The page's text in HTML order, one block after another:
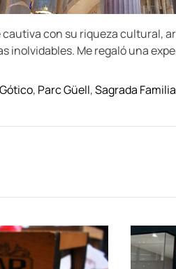
cautiva con su riqueza cultural,
inolvidables. Me regaló una
, Parc Güell,Sagrada Familia